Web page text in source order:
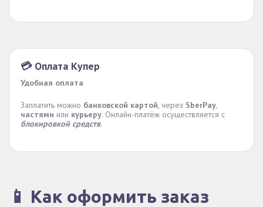
💳 Оплата Купер
Удобная оплата
Заплатить можно банковской картой, через SberPay,
частями или курьеру. Онлайн-платёж осуществляется с
блокировкой средств.
📱 Как оформить заказ